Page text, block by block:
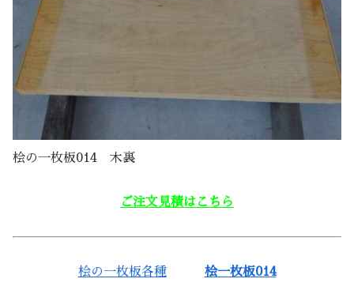
桧の一枚板014 木裏
ご注文見積はこちら
桧の一枚板各種 桧一枚板014